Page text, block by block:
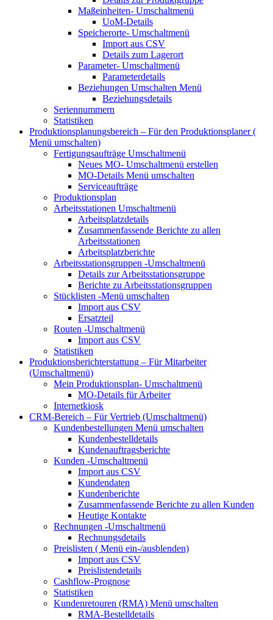
Maßeinheiten- Umschaltmenü
UoM-Details
Speicherorte- Umschaltmenü
Import aus CSV
Details zum Lagerort
Parameter- Umschaltmenü
Parameterdetails
Beziehungen Umschalten Menü
Beziehungsdetails
Seriennummern
Statistiken
Produktionsplanungsbereich – Für den Produktionsplaner (
Menü umschalten)
Fertigungsaufträge Umschaltmenü
Neues MO- Umschaltmenü erstellen
MO-Details Menü umschalten
Serviceaufträge
Produktionsplan
Arbeitsstationen Umschaltmenü
Arbeitsplatzdetails
Zusammenfassende Berichte zu allen
Arbeitsstationen
Arbeitsplatzberichte
Arbeitsstationsgruppen -Umschaltmenü
Details zur Arbeitsstationsgruppe
Berichte zu Arbeitsstationsgruppen
Stücklisten -Menü umschalten
Import aus CSV
Ersatzteil
Routen -Umschaltmenü
Import aus CSV
Statistiken
Produktionsberichterstattung – Für Mitarbeiter
(Umschaltmenü)
Mein Produktionsplan- Umschaltmenü
MO-Details für Arbeiter
Internetkiosk
CRM-Bereich – Für Vertrieb (Umschaltmenü)
Kundenbestellungen Menü umschalten
Kundenbestelldetails
Kundenauftragsberichte
Kunden -Umschaltmenü
Import aus CSV
Kundendaten
Kundenberichte
Zusammenfassende Berichte zu allen Kunden
Heutige Kontakte
Rechnungen -Umschaltmenü
Rechnungsdetails
Preislisten ( Menü ein-/ausblenden)
Import aus CSV
Preislistendetails
Cashflow-Prognose
Statistiken
Kundenretouren (RMA) Menü umschalten
RMA-Bestelldetails